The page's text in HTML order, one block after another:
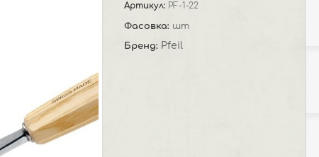
Артикул: PF-1-22
Фасовка: шт
Бренд: Pfeil